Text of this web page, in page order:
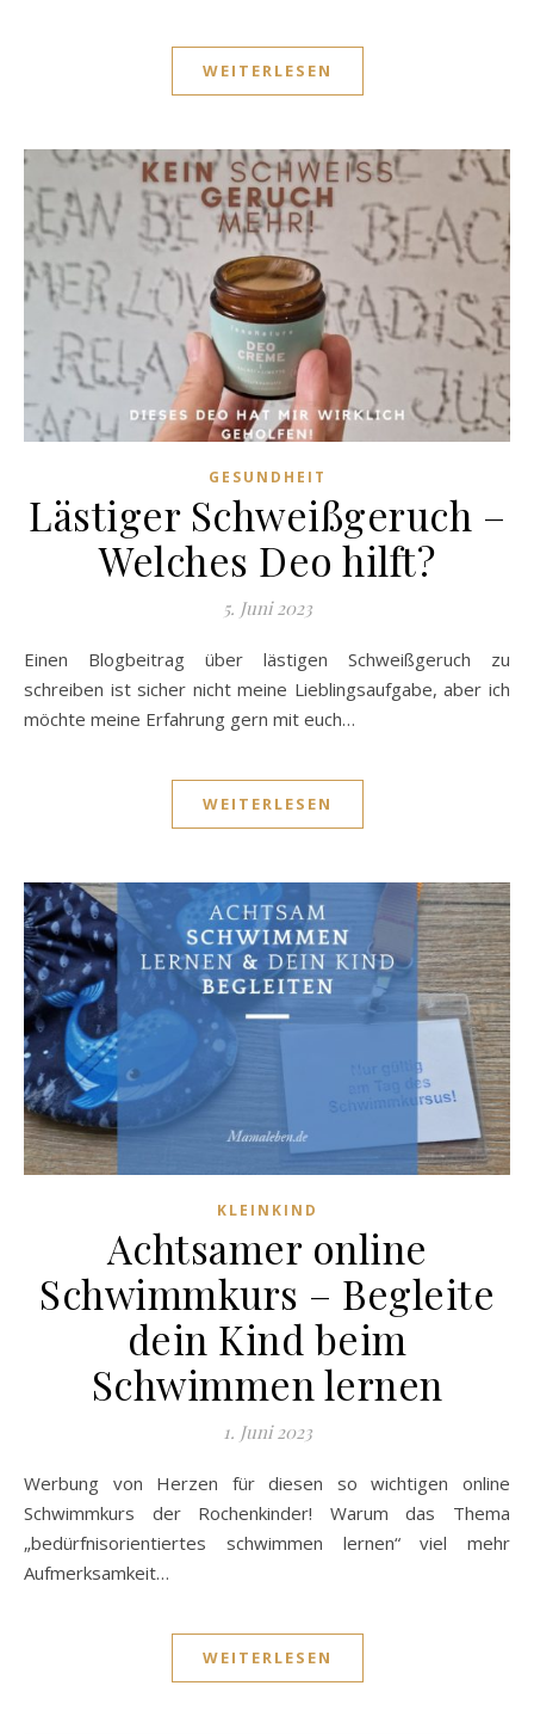
WEITERLESEN
GESUNDHEIT
Lästiger Schweißgeruch –
Welches Deo hilft?
5. Juni 2023
Einen Blogbeitrag über lästigen Schweißgeruch zu
schreiben ist sicher nicht meine Lieblingsaufgabe, aber ich
möchte meine Erfahrung gern mit euch…
WEITERLESEN
KLEINKIND
Achtsamer online
Schwimmkurs – Begleite
dein Kind beim
Schwimmen lernen
1. Juni 2023
Werbung von Herzen für diesen so wichtigen online
Schwimmkurs der Rochenkinder! Warum das Thema
„bedürfnisorientiertes schwimmen lernen“ viel mehr
Aufmerksamkeit…
WEITERLESEN